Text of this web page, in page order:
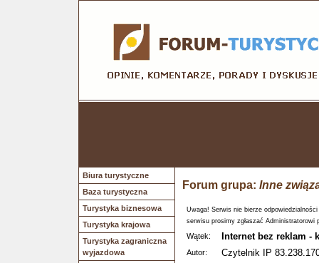
Biura turystyczne
Baza turystyczna
Turystyka biznesowa
Turystyka krajowa
Turystyka zagraniczna
wyjazdowa
Forum grupa: Inne
Uwaga! Serwis nie bierze
serwisu prosimy zgłaszać Administratorowi
Wątek: Internet bez reklam -
Autor: Czytelnik IP